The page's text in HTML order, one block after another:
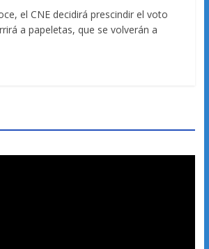
el CNE decidirá prescindir el voto
a papeletas, que se volverán a